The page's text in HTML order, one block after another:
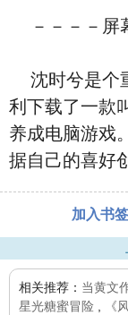
－－－－屏
沈时兮是个
利下载了一款
养成电脑游戏
据自己的喜好
加入书签
相关推荐： 当黄文
星光糖蜜冒险
《